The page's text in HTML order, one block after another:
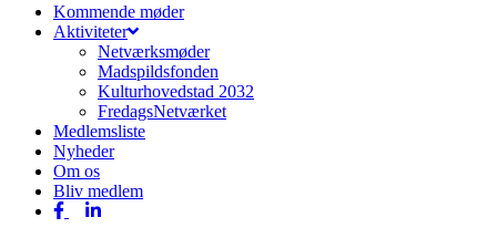
Menu
Kommende møder
Aktiviteter
Netværksmøder
Madspildsfonden
Kulturhovedstad 2032
FredagsNetværket
Medlemsliste
Nyheder
Om os
Bliv medlem
facebooklinkedin